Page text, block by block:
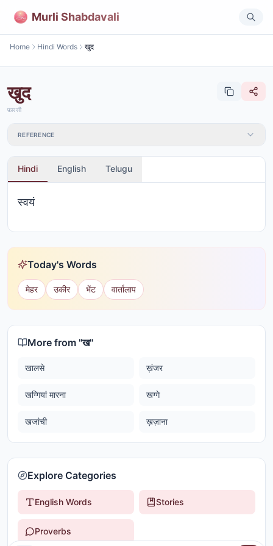
Murli Shabdavali
Home Hindi Words खुद
खुद
फ़ारसी
REFERENCE
Hindi English Telugu
स्वयं
Today's Words
मेहर उकीर भेंट वार्तालाप
More from "ख"
खालसे ख़ंजर
खग्गियां मारना खग्गे
खजांची ख़ज़ाना
Explore Categories
English Words Stories
Proverbs